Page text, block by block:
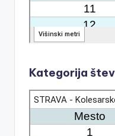
Kategorija